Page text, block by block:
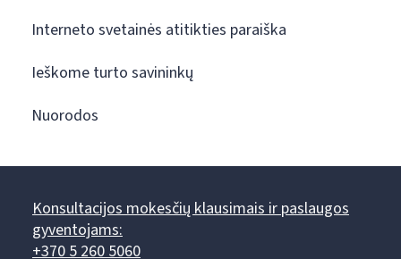
Interneto svetainės atitikties paraiška
Ieškome turto savininkų
Nuorodos
Konsultacijos mokesčių klausimais ir paslaugos
gyventojams:
+370 5 260 5060